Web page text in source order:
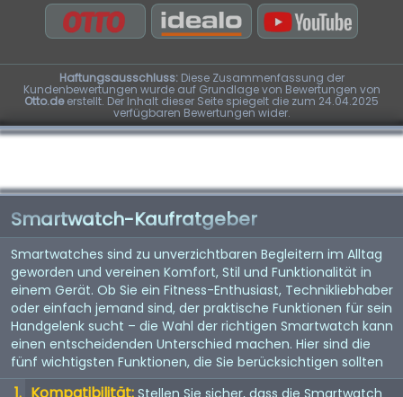
Haftungsausschluss:Diese Zusammenfassung der
Kundenbewertungen wurde auf Grundlage von Bewertungen von
Otto.deerstellt. Der Inhalt dieser Seite spiegelt die zum 24.04.2025
verfügbaren Bewertungen wider.
Smartwatch-Kaufratgeber
Smartwatches sind zu unverzichtbaren Begleitern im Alltag
geworden und vereinen Komfort, Stil und Funktionalität in
einem Gerät. Ob Sie ein Fitness-Enthusiast, Technikliebhaber
oder einfach jemand sind, der praktische Funktionen für sein
Handgelenk sucht – die Wahl der richtigen Smartwatch kann
einen entscheidenden Unterschied machen. Hier sind die
fünf wichtigsten Funktionen, die Sie berücksichtigen sollten
Kompatibilität: Stellen Sie sicher, dass die Smartwatch